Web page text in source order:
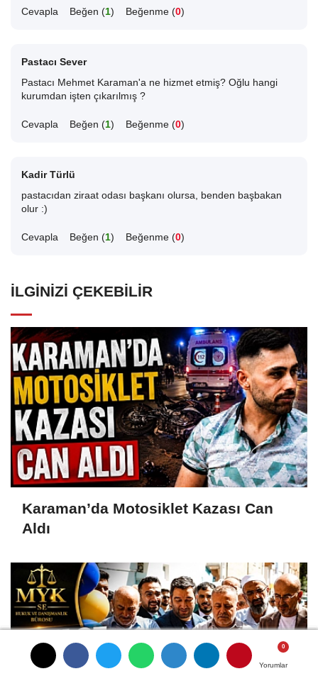
Yorumlar
Yorumlar
Yorumlar
Cevapla Beğen (1) Beğenme (0)
Pastacı Sever
Pastacı Mehmet Karaman'a ne hizmet etmiş? Oğlu hangi
kurumdan işten çıkarılmış ?
Cevapla Beğen (1) Beğenme (0)
Kadir Türlü
pastacıdan ziraat odası başkanı olursa, benden başbakan
olur :)
Cevapla Beğen (1) Beğenme (0)
İLGINIZI ÇEKEBILIR
Karaman’da Motosiklet Kazası Can
Aldı
Yorumlar